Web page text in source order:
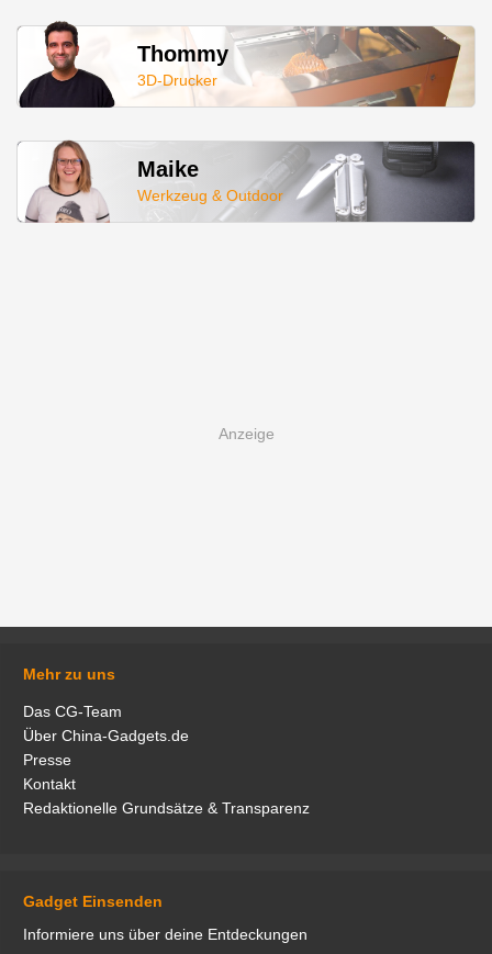
Thommy
3D-Drucker
Maike
Werkzeug & Outdoor
Mehr zu uns
Das CG-Team
Über China-Gadgets.de
Presse
Kontakt
Redaktionelle Grundsätze & Transparenz
Gadget Einsenden
Informiere uns über deine Entdeckungen